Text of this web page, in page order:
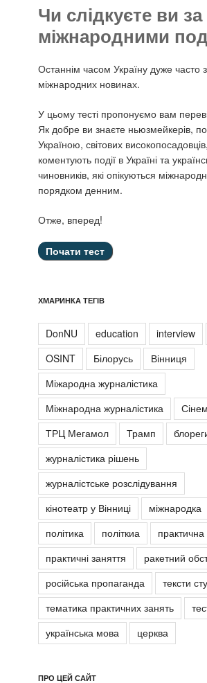
Чи слідкуєте ви за
міжнародними
Останнім часом Україну дуже часто
міжнародних новинах.
У цьому тесті пропонуємо вам
Як добре ви знаєте ньюзмейкерів,
Україною, світових
коментують події в Україні та
чиновників, які опікуються
порядком денним.
Отже, вперед!
ХМАРИНКА ТЕГІВ
DonNU education interview
OSINT
Білорусь
Вінниця
Міжародна журналістика
Міжнародна журналістика
ТРЦ Мегамол
Трамп
журналістика рішень
журналістське розслідування
кінотеатр у Вінниці
міжнародка
політика
політкиа
практична
практичні заняття
ракетний
російська пропаганда
тексти
тематика практичних занять
українська мова
церква
ПРО ЦЕЙ САЙТ